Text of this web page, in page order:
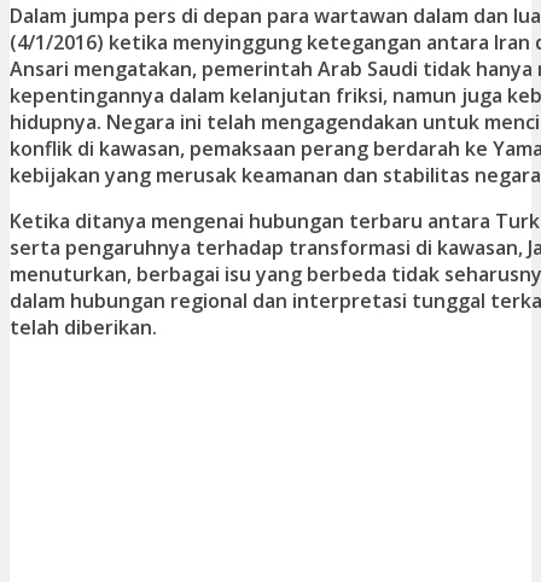
Dalam jumpa pers di depan para wartawan dalam dan
(4/1/2016) ketika menyinggung ketegangan antara Iran
Ansari mengatakan, pemerintah Arab Saudi tidak hanya
kepentingannya dalam kelanjutan friksi, namun juga
hidupnya. Negara ini telah mengagendakan untuk
konflik di kawasan, pemaksaan perang berdarah ke
kebijakan yang merusak keamanan dan stabilitas
Ketika ditanya mengenai hubungan terbaru antara
serta pengaruhnya terhadap transformasi di kawasan,
menuturkan, berbagai isu yang berbeda tidak
dalam hubungan regional dan interpretasi tunggal
telah diberikan.